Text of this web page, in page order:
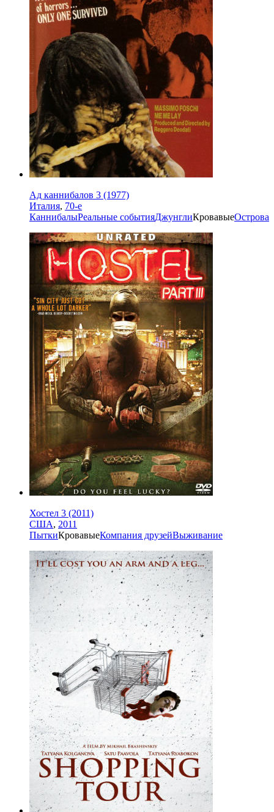
Ад каннибалов 3 (1977)
Италия, 70-е
КаннибалыРеальные событияДжунглиКровавыеОстрова
Хостел 3 (2011)
США, 2011
ПыткиКровавыеКомпания друзейВыживание